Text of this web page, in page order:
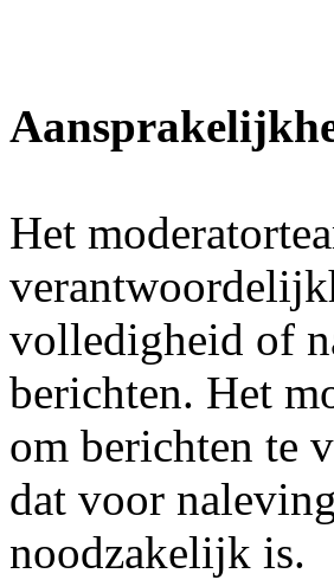
Het
volledigheid of
berichten. Het
om berichten te
dat voor
noodzakelijk is.